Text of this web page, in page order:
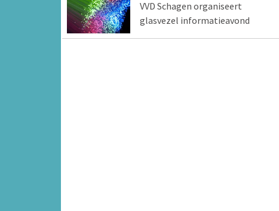
VVD Schagen organiseert
glasvezel informatieavond